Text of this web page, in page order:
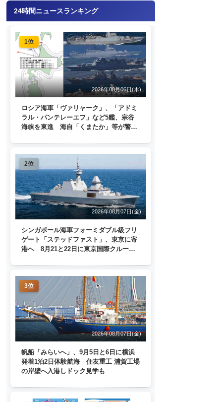
24時間ニュースランキング
1位
2026年08月06日(木)
ロシア海軍「ヴァリャーク」、「アドミ
ラル・パンテレーエフ」など5艦、宗谷
海峡を東進 海自「くまたか」等が警戒
2位
2026年08月07日(金)
シンガポール海軍フォーミダブル級フリ
ゲート「ステッドファスト」、東京に寄
港へ 8月21と22日に東京国際クルーズ
3位
2026年08月07日(金)
帆船「みらいへ」、9月5日と6日に横浜
発着1泊2日体験航海 住友重工 浦賀工場
の岸壁へ入港しドック見学も